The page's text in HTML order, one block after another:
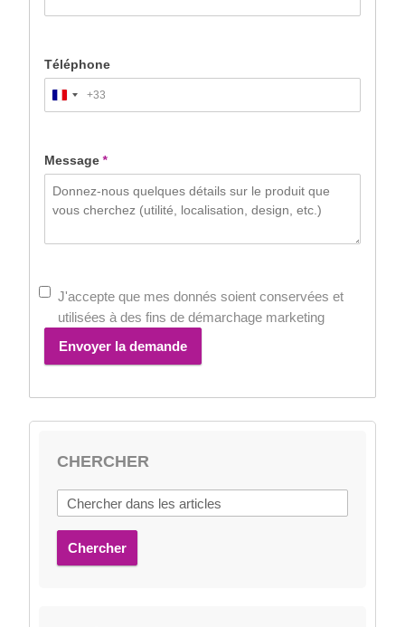
Téléphone
France
+33
+33
Message*
J'accepte que mes donnés soient conservées et
utilisées à des fins de démarchage marketing
Envoyer la demande
CHERCHER
Chercher